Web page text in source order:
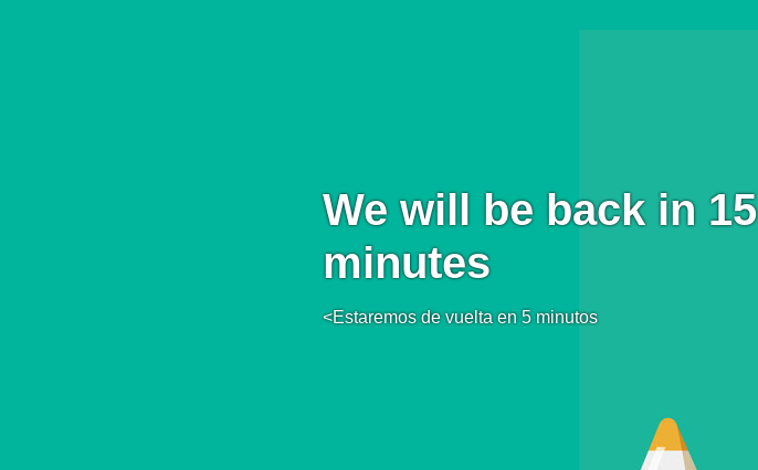
We will be back in 15
minutes
<Estaremos de vuelta en 5 minutos